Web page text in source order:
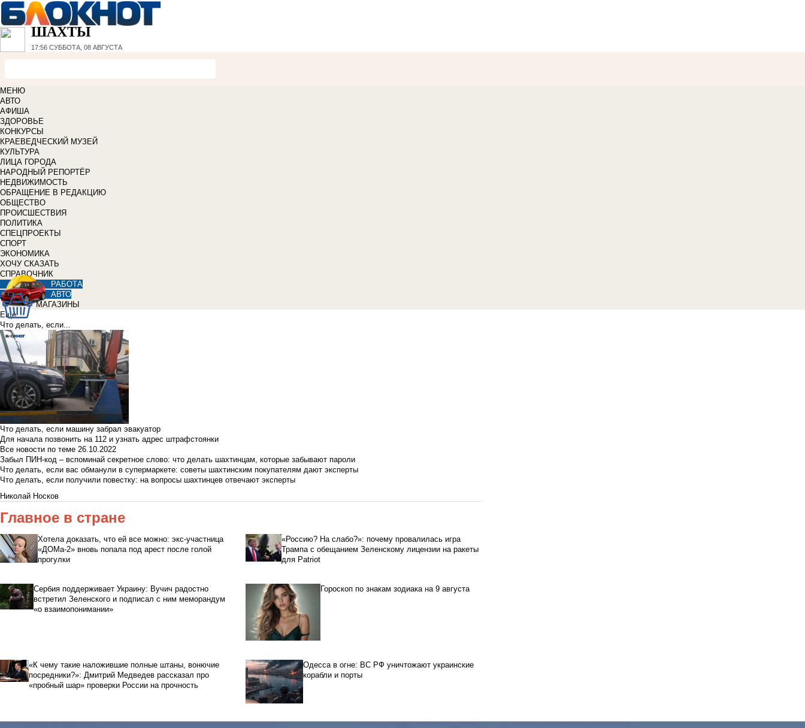
ШАХТЫ
17:56 СУББОТА, 08 АВГУСТА
МЕНЮ
АВТО
АФИША
ЗДОРОВЬЕ
КОНКУРСЫ
КРАЕВЕДЧЕСКИЙ МУЗЕЙ
КУЛЬТУРА
ЛИЦА ГОРОДА
НАРОДНЫЙ РЕПОРТЁР
НЕДВИЖИМОСТЬ
ОБРАЩЕНИЕ В РЕДАКЦИЮ
ОБЩЕСТВО
ПРОИСШЕСТВИЯ
ПОЛИТИКА
СПЕЦПРОЕКТЫ
СПОРТ
ЭКОНОМИКА
ХОЧУ СКАЗАТЬ
СПРАВОЧНИК
РАБОТА
АВТО
МАГАЗИНЫ
Еще
Что делать, если...
Что делать, если машину забрал эвакуатор
Для начала позвонить на 112 и узнать адрес штрафстоянки
Все новости по теме 26.10.2022
Забыл ПИН-код – вспоминай секретное слово: что делать шахтинцам, которые забывают пароли
Что делать, если вас обманули в супермаркете: советы шахтинским покупателям дают эксперты
Что делать, если получили повестку: на вопросы шахтинцев отвечают эксперты
Николай Носков
Главное в стране
Хотела доказать, что ей все можно: экс-участница
«ДОМа-2» вновь попала под арест после голой
прогулки
«Россию? На слабо?»: почему провалилась игра
Трампа с обещанием Зеленскому лицензии на ракеты
для Patriot
Сербия поддерживает Украину: Вучич радостно
встретил Зеленского и подписал с ним меморандум
«о взаимопонимании»
Гороскоп по знакам зодиака на 9 августа
«К чему такие наложившие полные штаны, вонючие
посредники?»: Дмитрий Медведев рассказал про
«пробный шар» проверки России на прочность
Одесса в огне: ВС РФ уничтожают украинские
корабли и порты